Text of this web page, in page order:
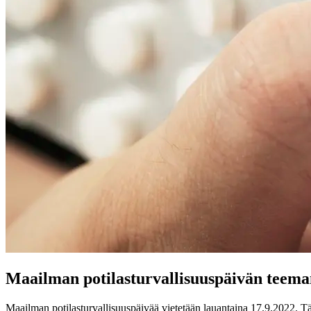
Maailman potilasturvallisuuspäivän
Maailman potilasturvallisuuspäivää vietetään lauantaina 17.9.2022.